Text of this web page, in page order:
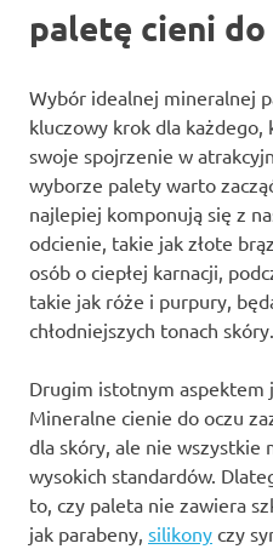
paletę cieni do
Wybór idealnej mineralnej
kluczowy krok dla każdego,
swoje spojrzenie w
wyborze palety warto
najlepiej komponują się z
odcienie, takie jak złote
osób o ciepłej karnacji,
takie jak róże i purpury,
chłodniejszych tonach skóry.
Drugim istotnym aspektem
Mineralne cienie do oczu
dla skóry, ale nie wszystkie
wysokich standardów.
to, czy paleta nie zawiera
jak parabeny, silikony czy